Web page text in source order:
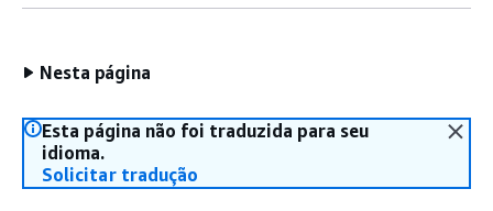
Nesta página
Esta página não foi traduzida para seu
idioma.
Solicitar tradução